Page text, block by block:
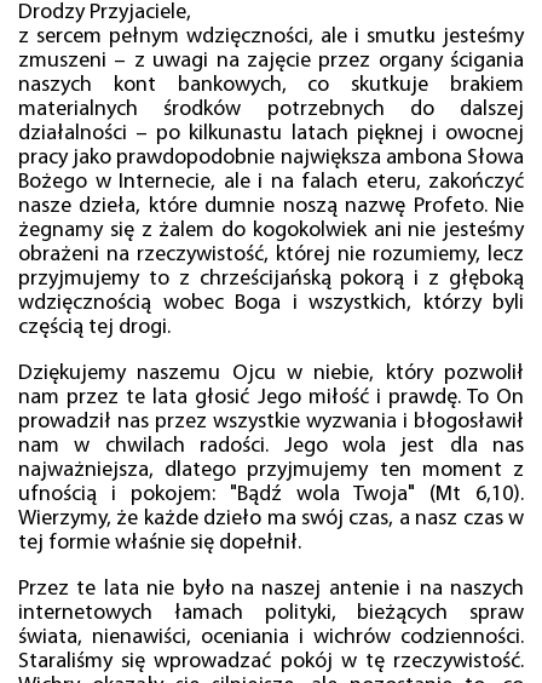
Drodzy Przyjaciele,
z sercem pełnym wdzięczności, ale i smutku jesteśmy
zmuszeni – z uwagi na zajęcie przez organy ścigania
naszych kont bankowych, co skutkuje brakiem
materialnych środków potrzebnych do dalszej
działalności – po kilkunastu latach pięknej i owocnej
pracy jako prawdopodobnie największa ambona Słowa
Bożego w Internecie, ale i na falach eteru, zakończyć
nasze dzieła, które dumnie noszą nazwę Profeto. Nie
żegnamy się z żalem do kogokolwiek ani nie jesteśmy
obrażeni na rzeczywistość, której nie rozumiemy, lecz
przyjmujemy to z chrześcijańską pokorą i z głęboką
wdzięcznością wobec Boga i wszystkich, którzy byli
częścią tej drogi.
Dziękujemy naszemu Ojcu w niebie, który pozwolił
nam przez te lata głosić Jego miłość i prawdę. To On
prowadził nas przez wszystkie wyzwania i błogosławił
nam w chwilach radości. Jego wola jest dla nas
najważniejsza, dlatego przyjmujemy ten moment z
ufnością i pokojem: "Bądź wola Twoja" (Mt 6,10).
Wierzymy, że każde dzieło ma swój czas, a nasz czas w
tej formie właśnie się dopełnił.
Przez te lata nie było na naszej antenie i na naszych
internetowych łamach polityki, bieżących spraw
świata, nienawiści, oceniania i wichrów codzienności.
Staraliśmy się wprowadzać pokój w tę rzeczywistość.